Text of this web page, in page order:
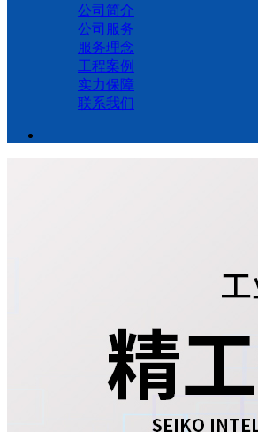
公司简介
公司服务
服务理念
工程案例
实力保障
联系我们